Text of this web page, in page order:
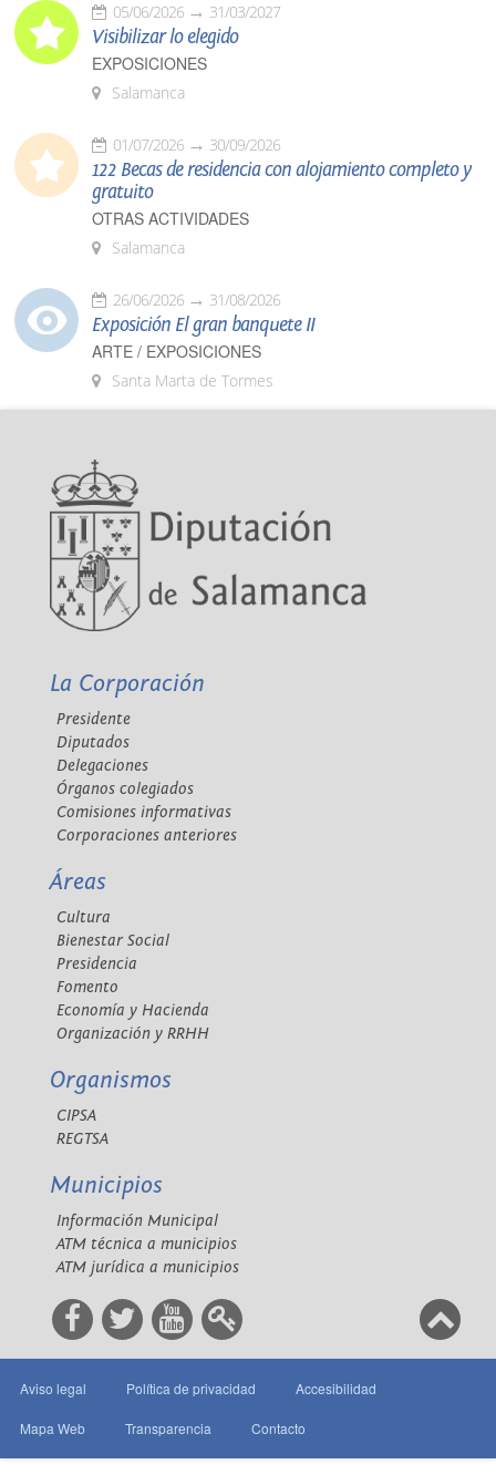
05/06/2026 31/03/2027
Visibilizar lo elegido
EXPOSICIONES
Salamanca
01/07/2026 30/09/2026
122 Becas de residencia con alojamiento completo y
gratuito
OTRAS ACTIVIDADES
Salamanca
26/06/2026 31/08/2026
Exposición El gran banquete II
ARTE / EXPOSICIONES
Santa Marta de Tormes
La Corporación
Presidente
Diputados
Delegaciones
Órganos colegiados
Comisiones informativas
Corporaciones anteriores
Áreas
Cultura
Bienestar Social
Presidencia
Fomento
Economía y Hacienda
Organización y RRHH
Organismos
CIPSA
REGTSA
Municipios
Información Municipal
ATM técnica a municipios
ATM jurídica a municipios
Aviso legal Política de privacidad Accesibilidad
Mapa Web Transparencia Contacto